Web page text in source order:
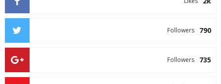
790
Followers
735
Followers